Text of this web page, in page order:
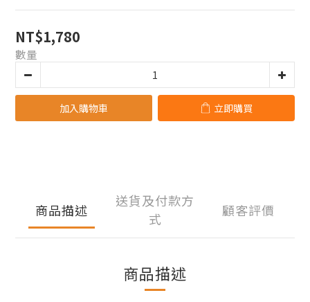
NT$1,780
數量
加入購物車 立即購買
商品描述
送貨及付款方
式
顧客評價
商品描述